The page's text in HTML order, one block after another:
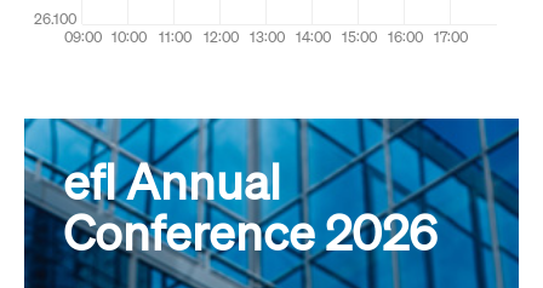
efl Annual
Conference 2026